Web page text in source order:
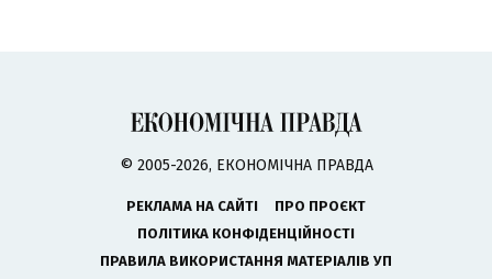
© 2005-2026, ЕКОНОМІЧНА ПРАВДА
РЕКЛАМА НА САЙТІ
ПРО ПРОЄКТ
ПОЛІТИКА КОНФІДЕНЦІЙНОСТІ
ПРАВИЛА ВИКОРИСТАННЯ МАТЕРІАЛІВ УП